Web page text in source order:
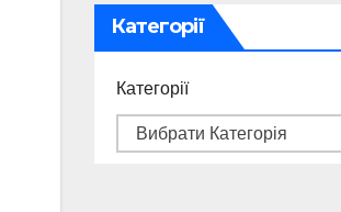
Категорії
Категорії